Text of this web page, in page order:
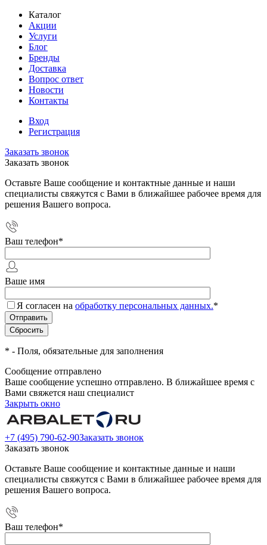
Каталог
Акции
Услуги
Блог
Бренды
Доставка
Вопрос ответ
Новости
Контакты
Вход
Регистрация
Заказать звонок
Заказать звонок
Оставьте Ваше сообщение и контактные данные и наши
специалисты свяжутся с Вами в ближайшее рабочее время для
решения Вашего вопроса.
Ваш телефон*
Ваше имя
Я согласен на обработку персональных данных.*
* - Поля, обязательные для заполнения
Сообщение отправлено
Ваше сообщение успешно отправлено. В ближайшее время с
Вами свяжется наш специалист
Закрыть окно
+7 (495) 790-62-90Заказать звонок
Заказать звонок
Оставьте Ваше сообщение и контактные данные и наши
специалисты свяжутся с Вами в ближайшее рабочее время для
решения Вашего вопроса.
Ваш телефон*